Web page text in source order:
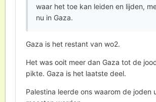
waar het toe kan leiden en lijden,
nu in Gaza.
Gaza is het restant van wo2.
Het was ooit meer dan Gaza tot de
pikte. Gaza is het laatste deel.
Palestina leerde ons waarom de joden